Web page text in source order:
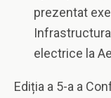
prezentat
electrice la
Ediția a 5-a a